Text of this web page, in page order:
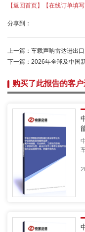
【返回首页】 【在线订单填写
分享到：
上一篇： 车载声呐雷达进出口贸
下一篇： 2026年全球及中国新
购买了此报告的客